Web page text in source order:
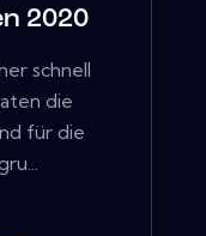
2020
schnell
die
für die